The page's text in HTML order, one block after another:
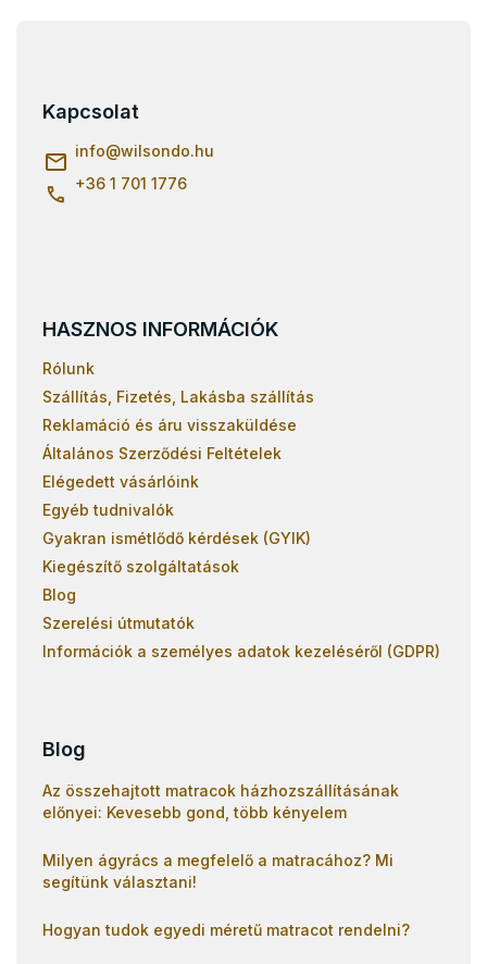
Kapcsolat
info@wilsondo.hu
+36 1 701 1776
HASZNOS INFORMÁCIÓK
Rólunk
Szállítás, Fizetés, Lakásba szállítás
Reklamáció és áru visszaküldése
Általános Szerződési Feltételek
Elégedett vásárlóink
Egyéb tudnivalók
Gyakran ismétlődő kérdések (GYIK)
Kiegészítő szolgáltatások
Blog
Szerelési útmutatók
Információk a személyes adatok kezeléséről (GDPR)
Blog
Az összehajtott matracok házhozszállításának
előnyei: Kevesebb gond, több kényelem
Milyen ágyrács a megfelelő a matracához? Mi
segítünk választani!
Hogyan tudok egyedi méretű matracot rendelni?